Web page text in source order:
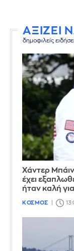
ΑΞΙΖΕΙ
δημοφιλείς
Χάντερ
έχει
ήταν καλή
ΚΟΣΜΟΣ